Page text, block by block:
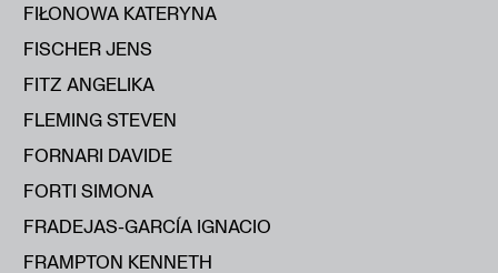
FIŁONOWA KATERYNA
FISCHER JENS
FITZ ANGELIKA
FLEMING STEVEN
FORNARI DAVIDE
FORTI SIMONA
FRADEJAS-GARCÍA IGNACIO
FRAMPTON KENNETH